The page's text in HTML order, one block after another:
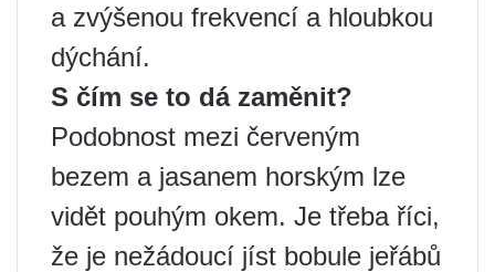
a zvýšenou frekvencí a hloubkou
dýchání.
S čím se to dá zaměnit?
Podobnost mezi červeným
bezem a jasanem horským lze
vidět pouhým okem. Je třeba říci,
že je nežádoucí jíst bobule jeřábů